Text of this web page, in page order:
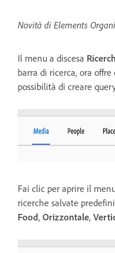
Novità di Elements
Il menu a discesa
barra di ricerca, ora
possibilità di creare
Fai clic per aprire il
ricerche salvate
Food, Orizzontale,